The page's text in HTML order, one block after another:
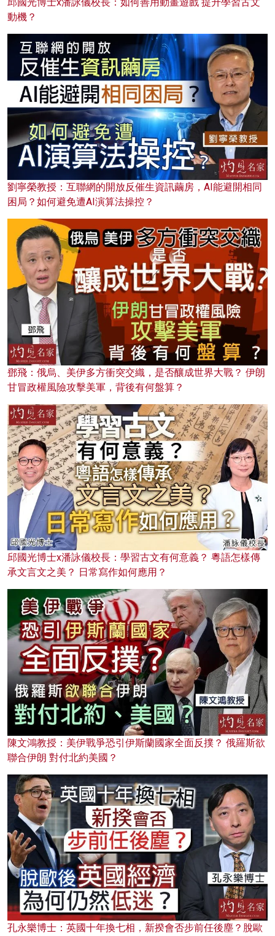
動機？
劉寧榮教授：互聯網的開放反催生資訊繭房，AI能避開相同
困局？如何避免遭AI演算法操控？
鄧飛：俄烏、美伊多方衝突交織，是否釀成世界大戰？ 伊朗
甘冒政權風險攻擊美軍，背後有何盤算？
邱國光博士x潘詠儀校長：學習古文有何意義？ 粵語怎樣傳
承文言文之美？ 日常寫作如何應用？
陳文鴻教授：美伊戰爭恐引伊斯蘭國家全面反撲？ 俄羅斯欲
聯合伊朗 對付北約美國？
孔永樂博士：英國十年換七相，新揆會否步前任後塵？脫歐